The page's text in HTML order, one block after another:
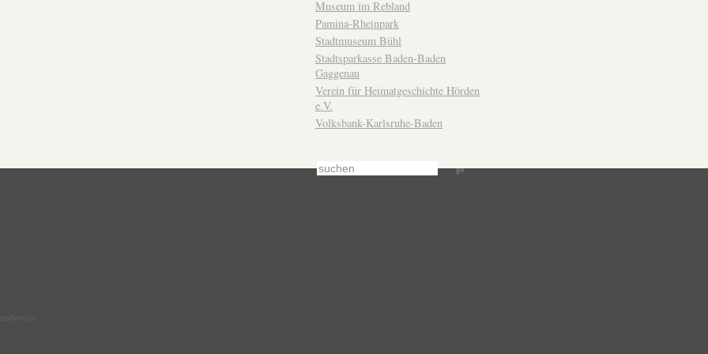
Museum im Rebland
Pamina-Rheinpark
Stadtmuseum Bühl
Stadtsparkasse Baden-Baden
Gaggenau
Verein für Heimatgeschichte Hörden
e.V.
Volksbank-Karlsruhe-Baden